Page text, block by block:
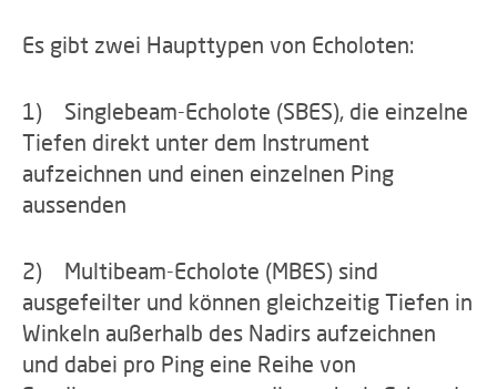
Es gibt zwei Haupttypen von Echoloten:
1) Singlebeam-Echolote (SBES), die einzelne
Tiefen direkt unter dem Instrument
aufzeichnen und einen einzelnen Ping
aussenden
2) Multibeam-Echolote (MBES) sind
ausgefeilter und können gleichzeitig Tiefen in
Winkeln außerhalb des Nadirs aufzeichnen
und dabei pro Ping eine Reihe von